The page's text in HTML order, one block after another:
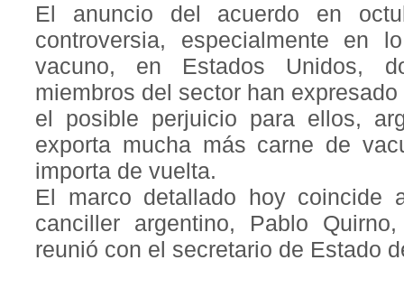
El anuncio del acuerdo en
controversia, especialmente en
vacuno, en Estados Unidos,
miembros del sector han
el posible perjuicio para ellos,
exporta mucha más carne de
importa de vuelta.
El marco detallado hoy
canciller argentino, Pablo
reunió con el secretario de Estado